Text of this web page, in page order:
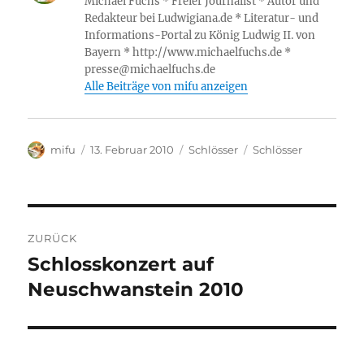
sm
In
l
e
n
Redakteur bei Ludwigiana.de * Literatur- und
Informations-Portal zu König Ludwig II. von
Bayern * http://www.michaelfuchs.de *
presse@michaelfuchs.de
Alle Beiträge von mifu anzeigen
Autor
mifu
Veröffentlicht
13. Februar 2010 Kategorien
Schlösser Schlagwörter
Schlösser
ZURÜCK
Vorheriger
Beitrag:
Schlosskonzert auf
Neuschwanstein 2010